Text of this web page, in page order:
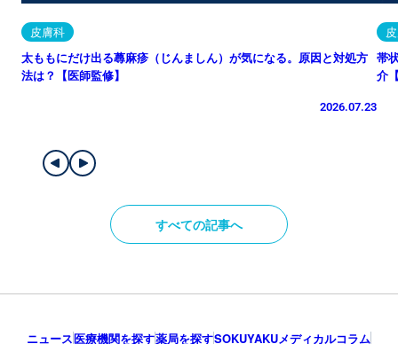
皮膚科
太ももにだけ出る蕁麻疹（じんましん）が気になる。原因と対処方
法は？【医師監修】
2026.07.23
帯
介
すべての記事へ
ニュース医療機関を探す薬局を探すSOKUYAKUメディカルコラム